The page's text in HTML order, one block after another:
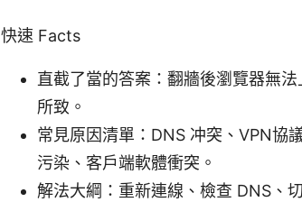
快速 Facts
直截了當的答案：翻牆後瀏覽器無
所致。
常見原因清單：DNS 冲突、VPN協
污染、客戶端軟體衝突。
解法大綱：重新連線、檢查 DNS、